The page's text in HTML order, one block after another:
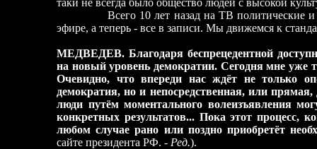
таки не всегда было общество людей с высокой
Всего 10 лет назад на ТВ политические
эфире, а теперь - все в записи. Мы движемся к
МЕДВЕДЕВ. Благодаря беспрецедентной
на новый уровень демократии. Сегодня мне уже
Очевидно, что впереди нас ждёт не только
демократия, но и непосредственная, или
люди путём моментального волеизъявления
конкретных результатов... Пока этот процесс,
любом случае рано или поздно приобретёт
сайте президента РФ. - Ред.).